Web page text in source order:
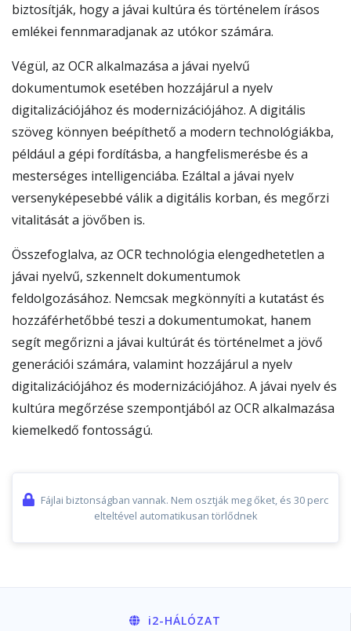
biztosítják, hogy a jávai kultúra és történelem írásos
emlékei fennmaradjanak az utókor számára.
Végül, az OCR alkalmazása a jávai nyelvű
dokumentumok esetében hozzájárul a nyelv
digitalizációjához és modernizációjához. A digitális
szöveg könnyen beépíthető a modern technológiákba,
például a gépi fordításba, a hangfelismerésbe és a
mesterséges intelligenciába. Ezáltal a jávai nyelv
versenyképesebbé válik a digitális korban, és megőrzi
vitalitását a jövőben is.
Összefoglalva, az OCR technológia elengedhetetlen a
jávai nyelvű, szkennelt dokumentumok
feldolgozásához. Nemcsak megkönnyíti a kutatást és
hozzáférhetőbbé teszi a dokumentumokat, hanem
segít megőrizni a jávai kultúrát és történelmet a jövő
generációi számára, valamint hozzájárul a nyelv
digitalizációjához és modernizációjához. A jávai nyelv és
kultúra megőrzése szempontjából az OCR alkalmazása
kiemelkedő fontosságú.
Fájlai biztonságban vannak. Nem osztják meg őket, és 30 perc
elteltével automatikusan törlődnek
i2-HÁLÓZAT